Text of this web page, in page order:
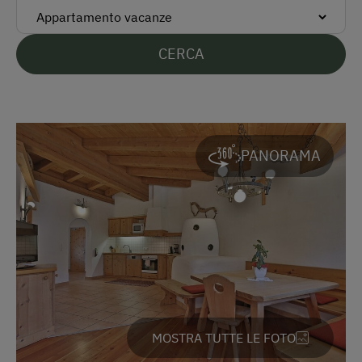
Lingue parlate sul posto
Olandese
Parcheggio
Parcheggio gratuito
Parcheggio coperto per bici
Tipo di alloggio
Prezzi ridotti in bassa stagione
In agriturismo
CERCA
MOSTRA TUTTE LE FOTO
PANORAMA